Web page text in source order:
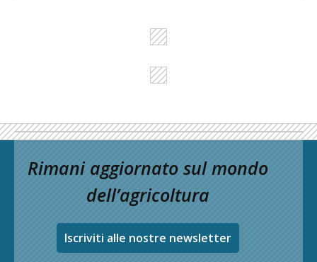
Rimani aggiornato sul mondo
dell’agricoltura
Iscriviti alle nostre newsletter